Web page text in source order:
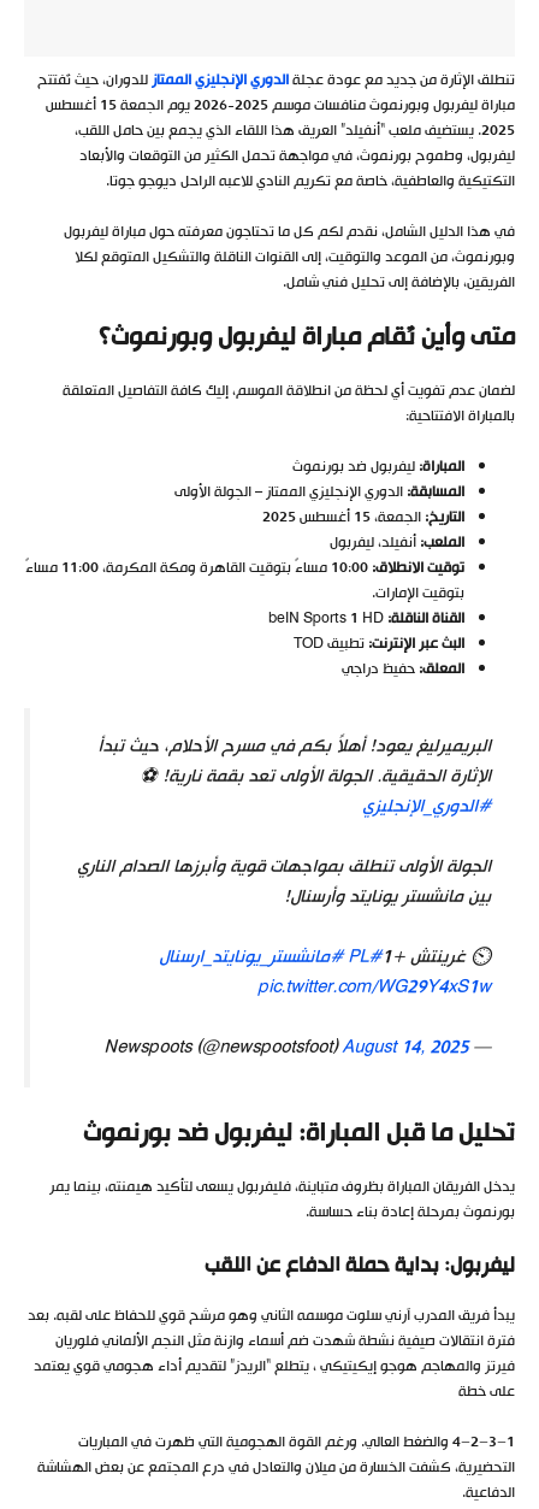
تنطلق الإثارة من جديد مع عودة عجلةالدوري الإنجليزي الممتازللدوران، حيث تُفتتح
مباراة ليفربول وبورنموث منافسات موسم 2025-2026 يوم الجمعة 15 أغسطس
2025. يستضيف ملعب “أنفيلد” العريق هذا اللقاء الذي يجمع بين حامل اللقب،
ليفربول، وطموح بورنموث، في مواجهة تحمل الكثير من التوقعات والأبعاد
التكتيكية والعاطفية، خاصة مع تكريم النادي للاعبه الراحل ديوجو جوتا.
في هذا الدليل الشامل، نقدم لكم كل ما تحتاجون معرفته حول مباراة ليفربول
وبورنموث، من الموعد والتوقيت، إلى القنوات الناقلة والتشكيل المتوقع لكلا
الفريقين، بالإضافة إلى تحليل فني شامل.
متى وأين تُقام مباراة ليفربول وبورنموث؟
لضمان عدم تفويت أي لحظة من انطلاقة الموسم، إليك كافة التفاصيل المتعلقة
بالمباراة الافتتاحية:
المباراة:ليفربول ضد بورنموث
المسابقة:الدوري الإنجليزي الممتاز – الجولة الأولى
التاريخ:الجمعة، 15 أغسطس 2025
الملعب:أنفيلد، ليفربول
توقيت الانطلاق:
10:00 مساءً بتوقيت القاهرة ومكة المكرمة، 11:00 مساءً
بتوقيت الإمارات.
القناة الناقلة:
البث عبر الإنترنت:تطبيق TOD
المعلق:حفيظ دراجي
البريميرليغ يعود! أهلاً بكم في مسرح الأحلام، حيث تبدأ
الإثارة الحقيقية. الجولة الأولى تعد بقمة نارية! ⚽
#الدوري_الإنجليزي
الجولة الأولى تنطلق بمواجهات قوية وأبرزها الصدام الناري
بين مانشستر يونايتد وأرسنال!
⏲️ غرينتش +1 #PL
#مانشستر_يونايتد_ارسنال
pic.twitter.com/WG29Y4xS1w
— Newspoots (@newspootsfoot)
August 14, 2025
تحليل ما قبل المباراة: ليفربول ضد بورنموث
يدخل الفريقان المباراة بظروف متباينة، فليفربول يسعى لتأكيد هيمنته، بينما يمر
بورنموث بمرحلة إعادة بناء حساسة.
ليفربول: بداية حملة الدفاع عن اللقب
يبدأ فريق المدرب آرني سلوت موسمه الثاني وهو مرشح قوي للحفاظ على لقبه. بعد
فترة انتقالات صيفية نشطة شهدت ضم أسماء وازنة مثل النجم الألماني فلوريان
فيرتز والمهاجم هوجو إيكيتيكي ، يتطلع “الريدز” لتقديم أداء هجومي قوي يعتمد
على خطة
4−2−3−1 والضغط العالي. ورغم القوة الهجومية التي ظهرت في المباريات
التحضيرية، كشفت الخسارة من ميلان والتعادل في درع المجتمع عن بعض الهشاشة
الدفاعية.